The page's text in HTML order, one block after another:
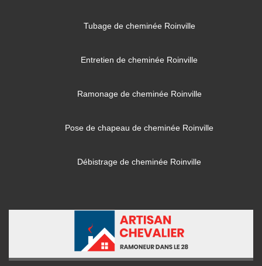
Tubage de cheminée Roinville
Entretien de cheminée Roinville
Ramonage de cheminée Roinville
Pose de chapeau de cheminée Roinville
Débistrage de cheminée Roinville